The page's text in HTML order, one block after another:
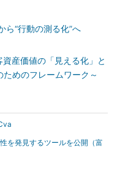
“行動の測る化”へ
産価値の「見える化」と
めのフレームワーク～
を発見するツールを公開（富